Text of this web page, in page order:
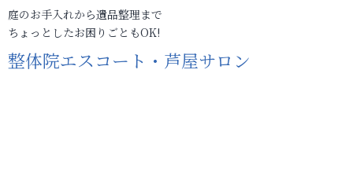
庭のお手入れから遺品整理まで
ちょっとしたお困りごともOK!
整体院エスコート・芦屋サロン